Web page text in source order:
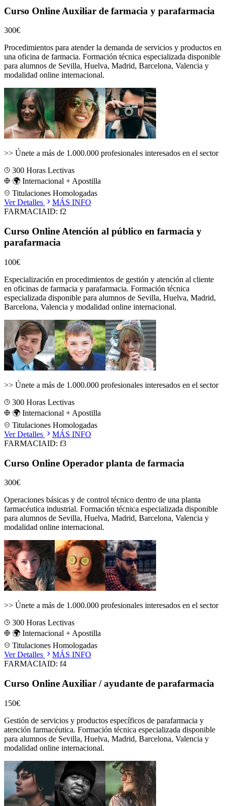
Curso Online Auxiliar de farmacia y parafarmacia
300€
Procedimientos para atender la demanda de servicios y productos en
una oficina de farmacia. Formación técnica especializada disponible
para alumnos de Sevilla, Huelva, Madrid, Barcelona, Valencia y
modalidad online internacional.
>> Únete a más de 1.000.000 profesionales interesados en el sector
300 Horas Lectivas
🌍 Internacional + Apostilla
Titulaciones Homologadas
Ver Detalles
MÁS INFO
FARMACIAID: f2
Curso Online Atención al público en farmacia y
parafarmacia
100€
Especialización en procedimientos de gestión y atención al cliente
en oficinas de farmacia y parafarmacia. Formación técnica
especializada disponible para alumnos de Sevilla, Huelva, Madrid,
Barcelona, Valencia y modalidad online internacional.
>> Únete a más de 1.000.000 profesionales interesados en el sector
300 Horas Lectivas
🌍 Internacional + Apostilla
Titulaciones Homologadas
Ver Detalles
MÁS INFO
FARMACIAID: f3
Curso Online Operador planta de farmacia
300€
Operaciones básicas y de control técnico dentro de una planta
farmacéutica industrial. Formación técnica especializada disponible
para alumnos de Sevilla, Huelva, Madrid, Barcelona, Valencia y
modalidad online internacional.
>> Únete a más de 1.000.000 profesionales interesados en el sector
300 Horas Lectivas
🌍 Internacional + Apostilla
Titulaciones Homologadas
Ver Detalles
MÁS INFO
FARMACIAID: f4
Curso Online Auxiliar / ayudante de parafarmacia
150€
Gestión de servicios y productos específicos de parafarmacia y
atención farmacéutica. Formación técnica especializada disponible
para alumnos de Sevilla, Huelva, Madrid, Barcelona, Valencia y
modalidad online internacional.